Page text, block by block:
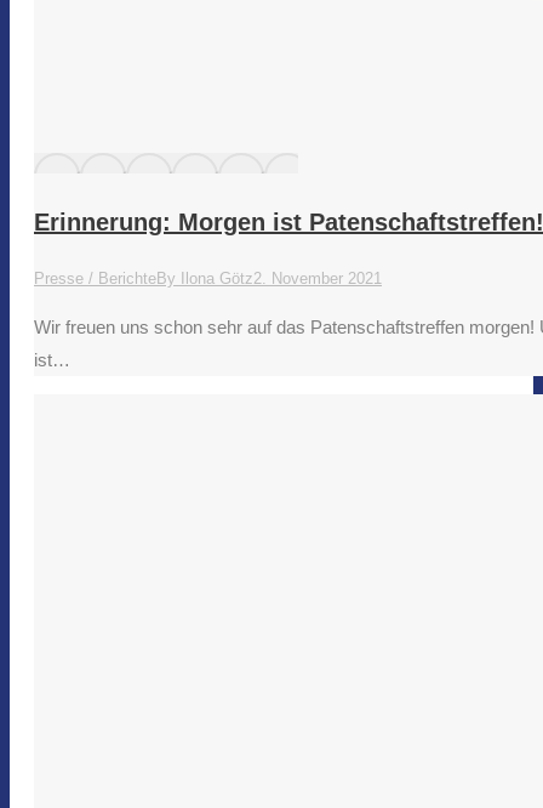
Erinnerung: Morgen ist Patenschaftstreffen!
Presse / BerichteBy Ilona Götz2. November 2021
Wir freuen uns schon sehr auf das Patenschaftstreffen
ist…